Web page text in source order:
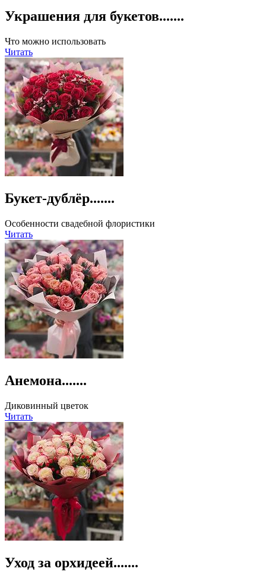
Украшения для букетов.......
Что можно использовать
Читать
Букет-дублёр.......
Особенности свадебной флористики
Читать
Анемона.......
Диковинный цветок
Читать
Уход за орхидеей.......